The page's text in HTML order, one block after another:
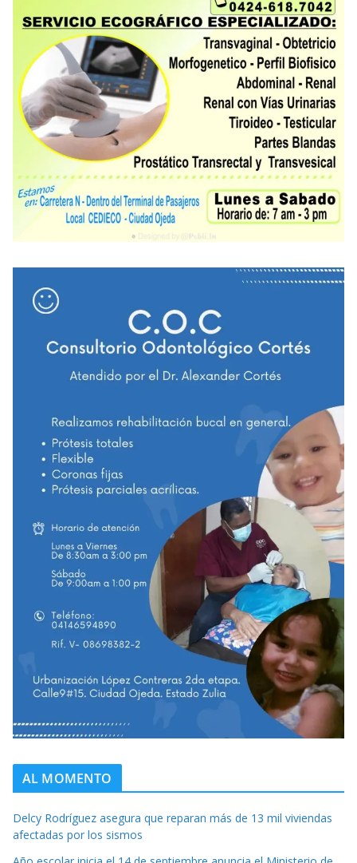
AL MOMENTO
Delcy Rodríguez asegura que reparan más de 13 mil viviendas
afectadas por los sismos